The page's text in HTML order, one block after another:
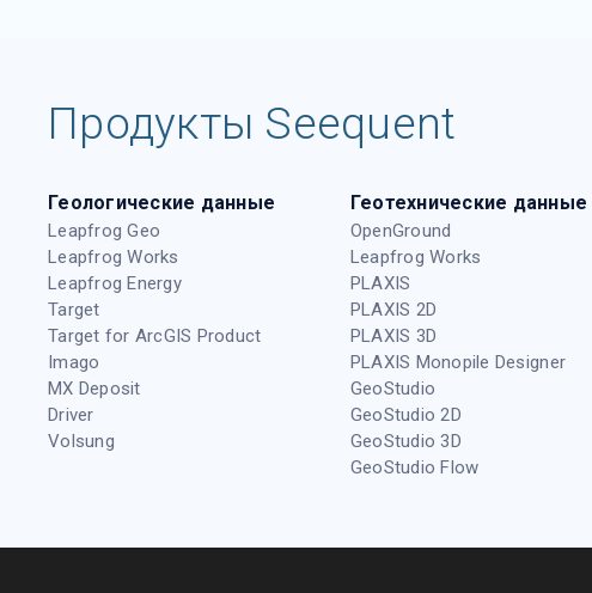
Продукты Seequent
Геологические данные
Leapfrog Geo
Leapfrog Works
Leapfrog Energy
Target
Target for ArcGIS Product
Imago
MX Deposit
Driver
Volsung
Геотехнические данные
OpenGround
Leapfrog Works
PLAXIS
PLAXIS 2D
PLAXIS 3D
PLAXIS Monopile Designer
GeoStudio
GeoStudio 2D
GeoStudio 3D
GeoStudio Flow